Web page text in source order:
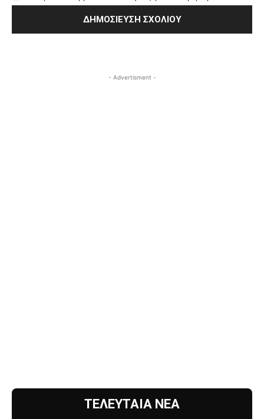
- Advertisment -
ΤΕΛΕΥΤΑΙΑ ΝΕΑ